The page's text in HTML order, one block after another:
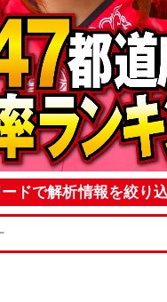
ドで解析情報を絞り